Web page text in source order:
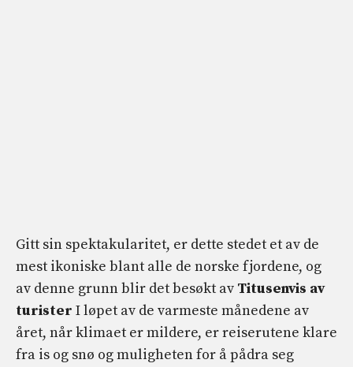
Gitt sin spektakularitet, er dette stedet et av de
mest ikoniske blant alle de norske fjordene, og
av denne grunn blir det besøkt av Titusenvis av
turister I løpet av de varmeste månedene av
året, når klimaet er mildere, er reiserutene klare
fra is og snø og muligheten for å pådra seg